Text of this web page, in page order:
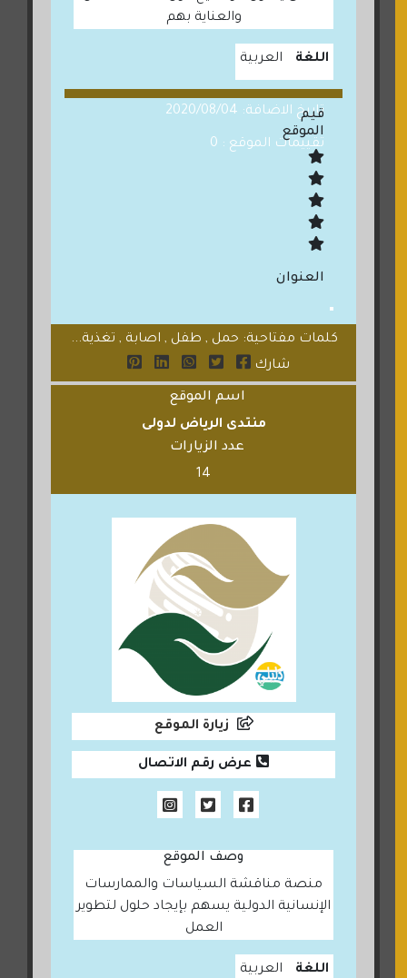
والعناية بهم
اللغة العربية
تاريخ الاضافة: 2020/08/04
تقييمات الموقع : 0
قيم
الموقع
العنوان
كلمات مفتاحية: حمل , طفل , اصابة , تغذية...
شارك
اسم الموقع
منتدى الرياض لدولى
عدد الزيارات
14
زيارة الموقع
عرض رقم الاتصال
وصف الموقع
منصة مناقشة السياسات والممارسات
الإنسانية الدولية يسهم بإيجاد حلول لتطوير
العمل
اللغة العربية